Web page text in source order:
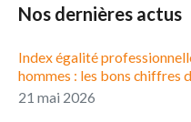
Nos dernières actus
Index égalité
hommes : les bons chiffres
21 mai 2026